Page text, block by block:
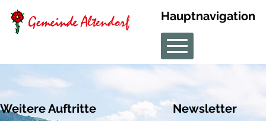
Hauptnavigation
Weitere Auftritte Newsletter